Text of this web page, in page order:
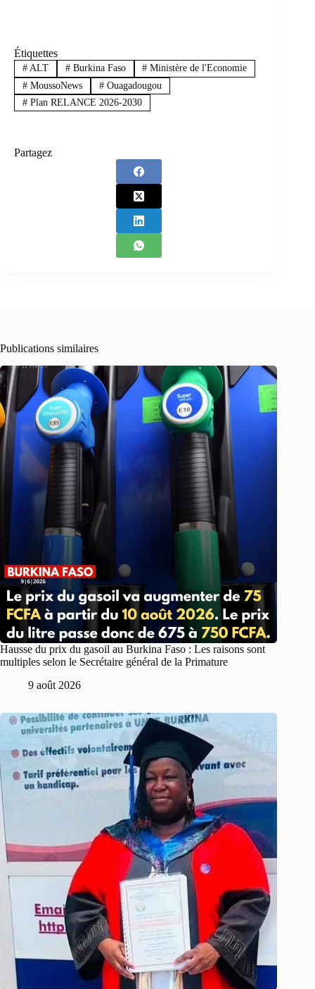
Étiquettes
#ALT #Burkina Faso # Ministère de l'Economie
#MoussoNews #Ouagadougou
#Plan RELANCE 2026-2030
Partagez
Publications similaires
Hausse du prix du gasoil au Burkina Faso : Les raisons sont
multiples selon le Secrétaire général de la Primature
9 août 2026